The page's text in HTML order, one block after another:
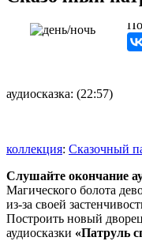
аудиосказка: (22:57)
коллекция: Сказочный
Слушайте окончание
Магического болота
из-за своей
Построить новый
аудиосказки «Патруль